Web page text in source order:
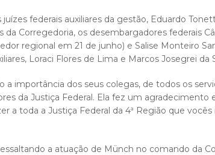
federais auxiliares da gestão, Eduardo
Corregedoria, os desembargadores federais
regional em 21 de junho) e Salise Monteiro
Loraci Flores de Lima e Marcos Josegrei da
importância dos seus colegas, de todos os
da Justiça Federal. Ela fez um agradecimento
a toda a Justiça Federal da 4ª Região que
a atuação de Münch no comando da